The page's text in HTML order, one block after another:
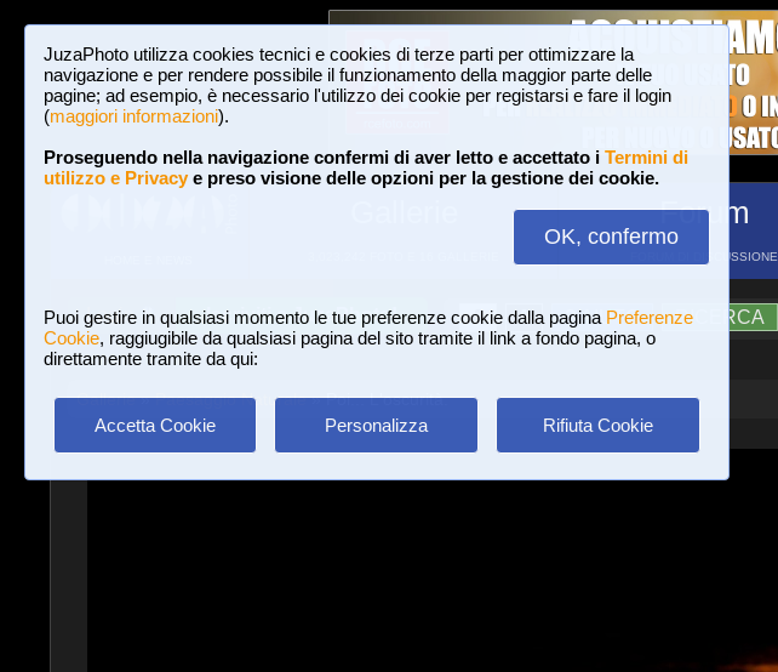
JuzaPhoto utilizza cookies tecnici e cookies di terze parti per ottimizzare la
navigazione e per rendere possibile il funzionamento della maggior parte delle
pagine; ad esempio, è necessario l'utilizzo dei cookie per registarsi e fare il login
(maggiori informazioni).
Proseguendo nella navigazione confermi di aver letto e accettato i Termini di
utilizzo e Privacye preso visione delle opzioni per la gestione dei cookie.
OK, confermo
Puoi gestire in qualsiasi momento le tue preferenze cookie dalla pagina Preferenze
Cookie, raggiugibile da qualsiasi pagina del sito tramite il link a fondo pagina, o
direttamente tramite da qui:
Accetta Cookie Personalizza Rifiuta Cookie
Forum
FORUM DI DISCUSSIONE
Login Iscriviti a JuzaPhoto! A A ?AIUTO RICERCA
Gallerie»Paesaggio Naturale» Poi... L'oscurità.